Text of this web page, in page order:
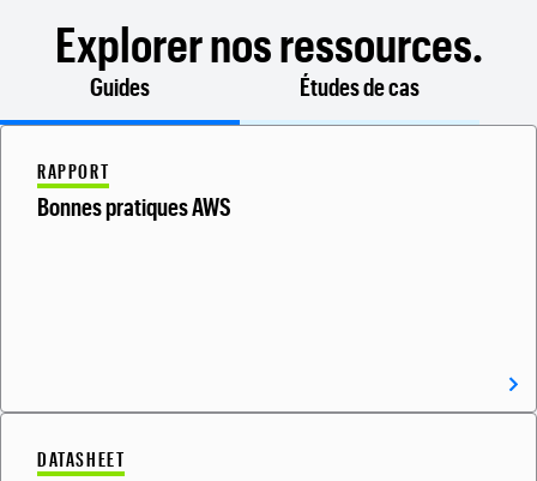
Explorer nos ressources.
Guides Études de cas
RAPPORT
Bonnes pratiques AWS
DATASHEET